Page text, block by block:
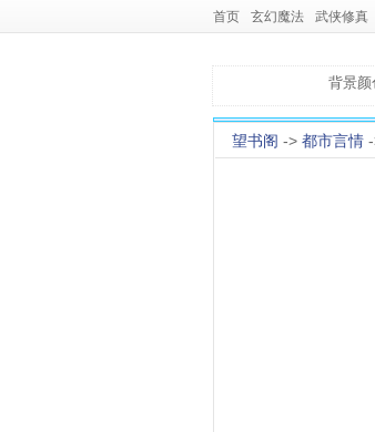
首页 玄幻魔法 武侠修真
背景颜
望书阁 -> 都市言情